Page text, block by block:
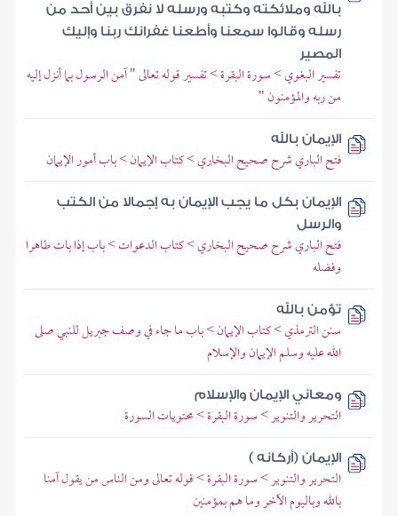
بالله وملائكته وكتبه ورسله لا نفرق بين أحد من
رسله وقالوا سمعنا وأطعنا غفرانك ربنا وإليك
المصير
تفسير البغوي > سورة البقرة > تفسير قوله تعالى " آمن الرسول بما أنزل إليه
من ربه والمؤمنون "
الإيمان بالله
فتح الباري شرح صحيح البخاري > كتاب الإيمان > باب أمور الإيمان
الإيمان بكل ما يجب الإيمان به إجمالا من الكتب
والرسل
فتح الباري شرح صحيح البخاري > كتاب الدعوات > باب إذا بات طاهرا
وفضله
تؤمن بالله
سنن الترمذي > كتاب الإيمان > باب ما جاء في وصف جبريل للنبي صلى
الله عليه وسلم الإيمان والإسلام
ومعاني الإيمان والإسلام
التحرير والتنوير > سورة البقرة > محتويات السورة
الإيمان (أركانه )
التحرير والتنوير > سورة البقرة > قوله تعالى ومن الناس من يقول آمنا
بالله وباليوم الآخر وما هم بمؤمنين